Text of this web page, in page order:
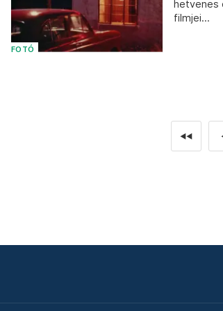
FOTÓ
hetvenes
filmjei...
◄◄